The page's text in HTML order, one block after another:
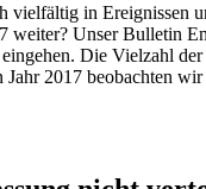
vielfältig in Ereignissen
weiter? Unser Bulletin
Die Vielzahl
Jahr 2017 beobachten